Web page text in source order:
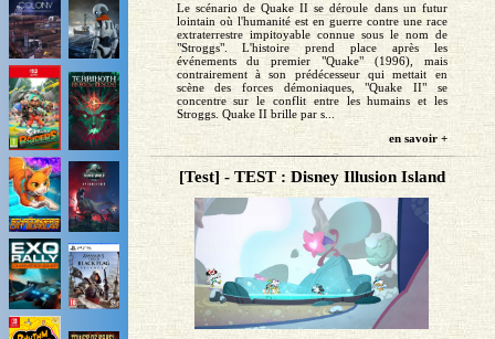
Le scénario de Quake II se déroule dans un futur
lointain où l'humanité est en guerre contre une race
extraterrestre impitoyable connue sous le nom de
"Stroggs". L'histoire prend place après les
événements du premier "Quake" (1996), mais
contrairement à son prédécesseur qui mettait en
scène des forces démoniaques, "Quake II" se
concentre sur le conflit entre les humains et les
Stroggs. Quake II brille par s...
en savoir +
[Test] - TEST : Disney Illusion Island